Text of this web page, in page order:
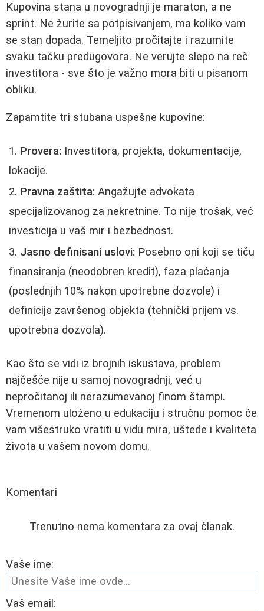
Kupovina stana u novogradnji je maraton, a ne
sprint. Ne žurite sa potpisivanjem, ma koliko vam
se stan dopada. Temeljito pročitajte i razumite
svaku tačku predugovora. Ne verujte slepo na reč
investitora - sve što je važno mora biti u pisanom
obliku.
Zapamtite tri stubana uspešne kupovine:
Provera: Investitora, projekta, dokumentacije,
lokacije.
Pravna zaštita: Angažujte advokata
specijalizovanog za nekretnine. To nije trošak, već
investicija u vaš mir i bezbednost.
Jasno definisani uslovi: Posebno oni koji se tiču
finansiranja (neodobren kredit), faza plaćanja
(poslednjih 10% nakon upotrebne dozvole) i
definicije završenog objekta (tehnički prijem vs.
upotrebna dozvola).
Kao što se vidi iz brojnih iskustava, problem
najčešće nije u samoj novogradnji, već u
nepročitanoj ili nerazumevanoj finom štampi.
Vremenom uloženo u edukaciju i stručnu pomoc će
vam višestruko vratiti u vidu mira, uštede i kvaliteta
života u vašem novom domu.
Komentari
Trenutno nema komentara za ovaj članak.
Vaše ime:
Vaš email: